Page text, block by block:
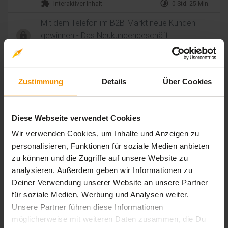
Zustimmung Details Über Cookies
Diese Webseite verwendet Cookies
Wir verwenden Cookies, um Inhalte und Anzeigen zu
personalisieren, Funktionen für soziale Medien anbieten
zu können und die Zugriffe auf unsere Website zu
analysieren. Außerdem geben wir Informationen zu
Deiner Verwendung unserer Website an unsere Partner
für soziale Medien, Werbung und Analysen weiter.
Unsere Partner führen diese Informationen
möglicherweise mit weiteren Daten zusammen, die Du
extension Interaktiver Inhalt timelapse 0 Std. 25 Min.
Mit dem Telefon im B2B-Markt neue Kunden
gewinnen - Das Neukundengeschäft
0 Std. 27 Min.
Kundeneinwände abschlussorientiert
behandeln
extension Interaktiver Inhalt timelapse 0 Std. 31 Min.
Die Preisverhandlung erfolgreich führen
extension Interaktiver Inhalt timelapse 0 Std. 32 Min.
Kaufsignale aktiv für den Auftragsabschluss
einsetzen
extension Interaktiver Inhalt 0 Std. 36 Min.
Bewertungen